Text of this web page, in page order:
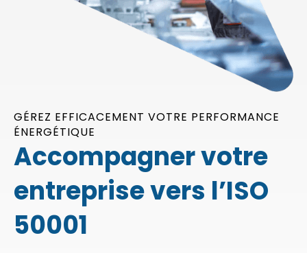
GÉREZ EFFICACEMENT VOTRE PERFORMANCE
ÉNERGÉTIQUE
Accompagner votre
entreprise vers l’ISO
50001